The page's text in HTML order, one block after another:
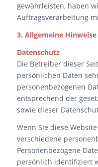
gewährleisten, haben
Auftragsverarbeitung
3. Allgemeine
Datenschutz
Die Betreiber dieser
persönlichen Daten
personenbezogenen
entsprechend der
sowie dieser
Wenn Sie diese
verschiedene
Personenbezogene
persönlich identifiziert